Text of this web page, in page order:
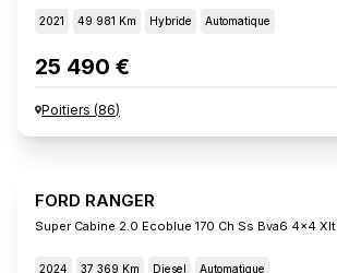
2021 49 981 Km Hybride Automatique
25 490 €
Poitiers (86)
FORD RANGER
Super Cabine 2.0 Ecoblue 170 Ch Ss Bva6 4x4 Xlt
2024 37 369 Km Diesel Automatique